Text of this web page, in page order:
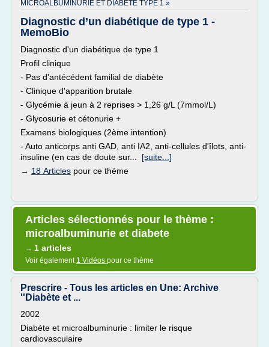
MICROALBUMINURIE ET DIABETE TYPE 1 »
Diagnostic d’un diabétique de type 1 -
MemoBio
Diagnostic d'un diabétique de type 1
Profil clinique
- Pas d'antécédent familial de diabète
- Clinique d'apparition brutale
- Glycémie à jeun à 2 reprises > 1,26 g/L (7mmol/L)
- Glycosurie et cétonurie +
Examens biologiques (2ème intention)
- Auto anticorps anti GAD, anti IA2, anti-cellules d'îlots, anti-
insuline (en cas de doute sur... [suite...]
→ 18 Articles pour ce thème
Articles sélectionnés pour le thème :
microalbuminurie et diabete
→ 1 articles
Voir également 1 Vidéos pour ce thème
Prescrire - Tous les articles en Une: Archive
''Diabète et ...
2002
Diabète et microalbuminurie : limiter le risque
cardiovasculaire